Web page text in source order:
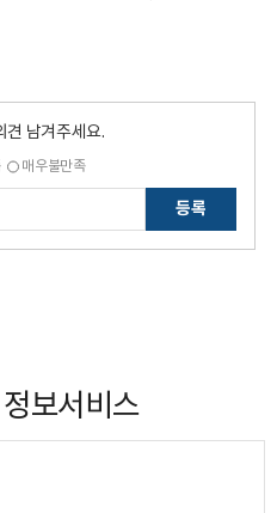
견 남겨주세요.
매우불만족
등록
보서비스